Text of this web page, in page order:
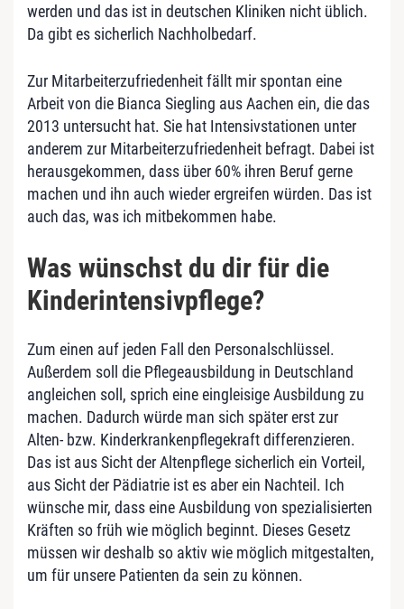
werden und das ist in deutschen Kliniken nicht üblich.
Da gibt es sicherlich Nachholbedarf.
Zur Mitarbeiterzufriedenheit fällt mir spontan eine
Arbeit von die Bianca Siegling aus Aachen ein, die das
2013 untersucht hat. Sie hat Intensivstationen unter
anderem zur Mitarbeiterzufriedenheit befragt. Dabei ist
herausgekommen, dass über 60% ihren Beruf gerne
machen und ihn auch wieder ergreifen würden. Das ist
auch das, was ich mitbekommen habe.
Was wünschst du dir für die
Kinderintensivpflege?
Zum einen auf jeden Fall den Personalschlüssel.
Außerdem soll die Pflegeausbildung in Deutschland
angleichen soll, sprich eine eingleisige Ausbildung zu
machen. Dadurch würde man sich später erst zur
Alten- bzw. Kinderkrankenpflegekraft differenzieren.
Das ist aus Sicht der Altenpflege sicherlich ein Vorteil,
aus Sicht der Pädiatrie ist es aber ein Nachteil. Ich
wünsche mir, dass eine Ausbildung von spezialisierten
Kräften so früh wie möglich beginnt. Dieses Gesetz
müssen wir deshalb so aktiv wie möglich mitgestalten,
um für unsere Patienten da sein zu können.